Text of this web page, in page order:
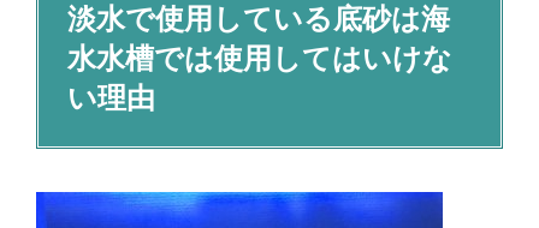
淡水で使用している底砂は海
水水槽では使用してはいけな
い理由